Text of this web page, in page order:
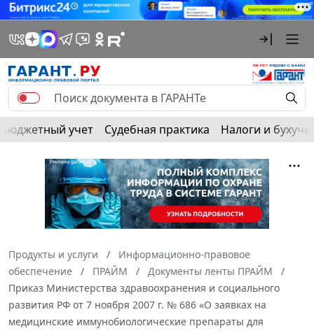
Бюджетный учет Судебная практика Налоги и
Продукты и услуги
Информационно-правовое
обеспечение
ПРАЙМ
Документы ленты ПРАЙМ
Приказ Министерства здравоохранения и социального
развития РФ от 7 ноября 2007 г. № 686 «О заявках на
медицинские иммунобиологические препараты для